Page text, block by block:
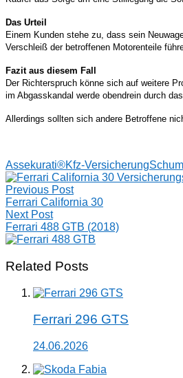
Das Urteil
Einem Kunden stehe zu, dass sein
Verschleiß der betroffenen Motorenteile
Fazit aus diesem Fall
Der Richterspruch könne sich auf weitere
im Abgasskandal werde obendrein durch
Allerdings sollten sich andere Betroffene
Assekurati®Kfz-Versicherung
Post
navigation
Previous Post
Ferrari California 30
Next Post
Ferrari 488 GTB (2018)
Related Posts
Ferrari 296 GTS
24.06.2026